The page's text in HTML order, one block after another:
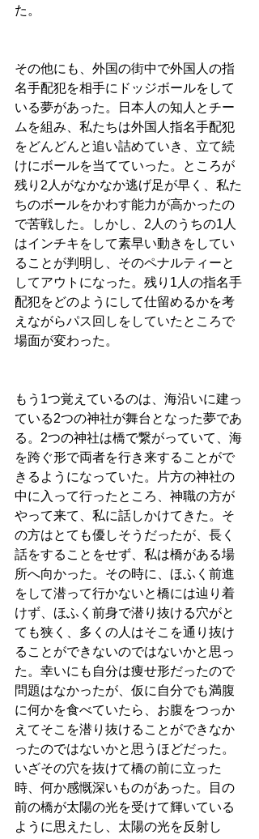
た。
その他にも、外国の街中で外国人の指
名手配犯を相手にドッジボールをして
いる夢があった。日本人の知人とチー
ムを組み、私たちは外国人指名手配犯
をどんどんと追い詰めていき、立て続
けにボールを当てていった。ところが
残り2人がなかなか逃げ足が早く、私た
ちのボールをかわす能力が高かったの
で苦戦した。しかし、2人のうちの1人
はインチキをして素早い動きをしてい
ることが判明し、そのペナルティーと
してアウトになった。残り1人の指名手
配犯をどのようにして仕留めるかを考
えながらパス回しをしていたところで
場面が変わった。
もう1つ覚えているのは、海沿いに建っ
ている2つの神社が舞台となった夢であ
る。2つの神社は橋で繋がっていて、海
を跨ぐ形で両者を行き来することがで
きるようになっていた。片方の神社の
中に入って行ったところ、神職の方が
やって来て、私に話しかけてきた。そ
の方はとても優しそうだったが、長く
話をすることをせず、私は橋がある場
所へ向かった。その時に、ほふく前進
をして潜って行かないと橋には辿り着
けず、ほふく前身で潜り抜ける穴がと
ても狭く、多くの人はそこを通り抜け
ることができないのではないかと思っ
た。幸いにも自分は痩せ形だったので
問題はなかったが、仮に自分でも満腹
に何かを食べていたら、お腹をつっか
えてそこを潜り抜けることができなか
ったのではないかと思うほどだった。
いざその穴を抜けて橋の前に立った
時、何か感慨深いものがあった。目の
前の橋が太陽の光を受けて輝いている
ように思えたし、太陽の光を反射し